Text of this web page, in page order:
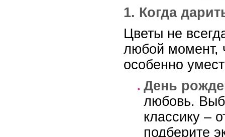
1. Когда
Цветы не
любой момент,
особенно
День
любовь.
классику –
подберите